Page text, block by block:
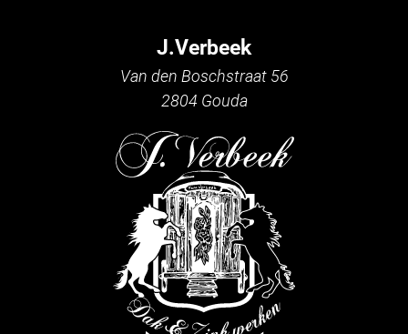
J.Verbeek
Van den Boschstraat 56
2804 Gouda